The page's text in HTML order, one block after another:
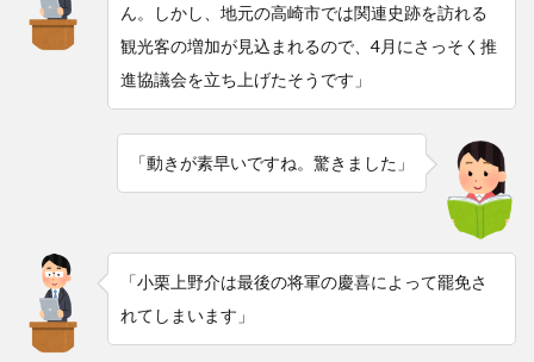
ん。しかし、地元の高崎市では関連史跡を訪れる
観光客の増加が見込まれるので、4月にさっそく推
進協議会を立ち上げたそうです」
「動きが素早いですね。驚きました」
「小栗上野介は最後の将軍の慶喜によって罷免さ
れてしまいます」